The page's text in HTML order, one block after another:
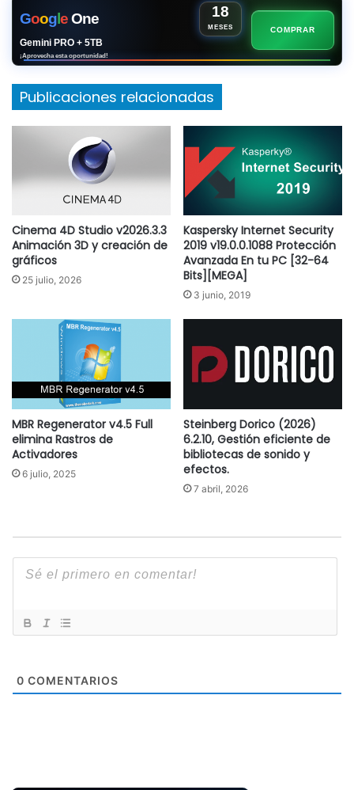
GoogeOne 18
MESES
Gemini PRO + 5TB
¡Aprovecha esta oportunidad!
COMPRAR
Publicaciones relacionadas
Cinema 4D Studio v2026.3.3
Animación 3D y creación de
gráficos
25 julio, 2026
Kaspersky Internet Security
2019 v19.0.0.1088 Protección
Avanzada En tu PC [32-64
Bits][MEGA]
3 junio, 2019
MBR Regenerator v4.5 Full
elimina Rastros de
Activadores
6 julio, 2025
Steinberg Dorico (2026)
6.2.10, Gestión eficiente de
bibliotecas de sonido y
efectos.
7 abril, 2026
0 COMENTARIOS